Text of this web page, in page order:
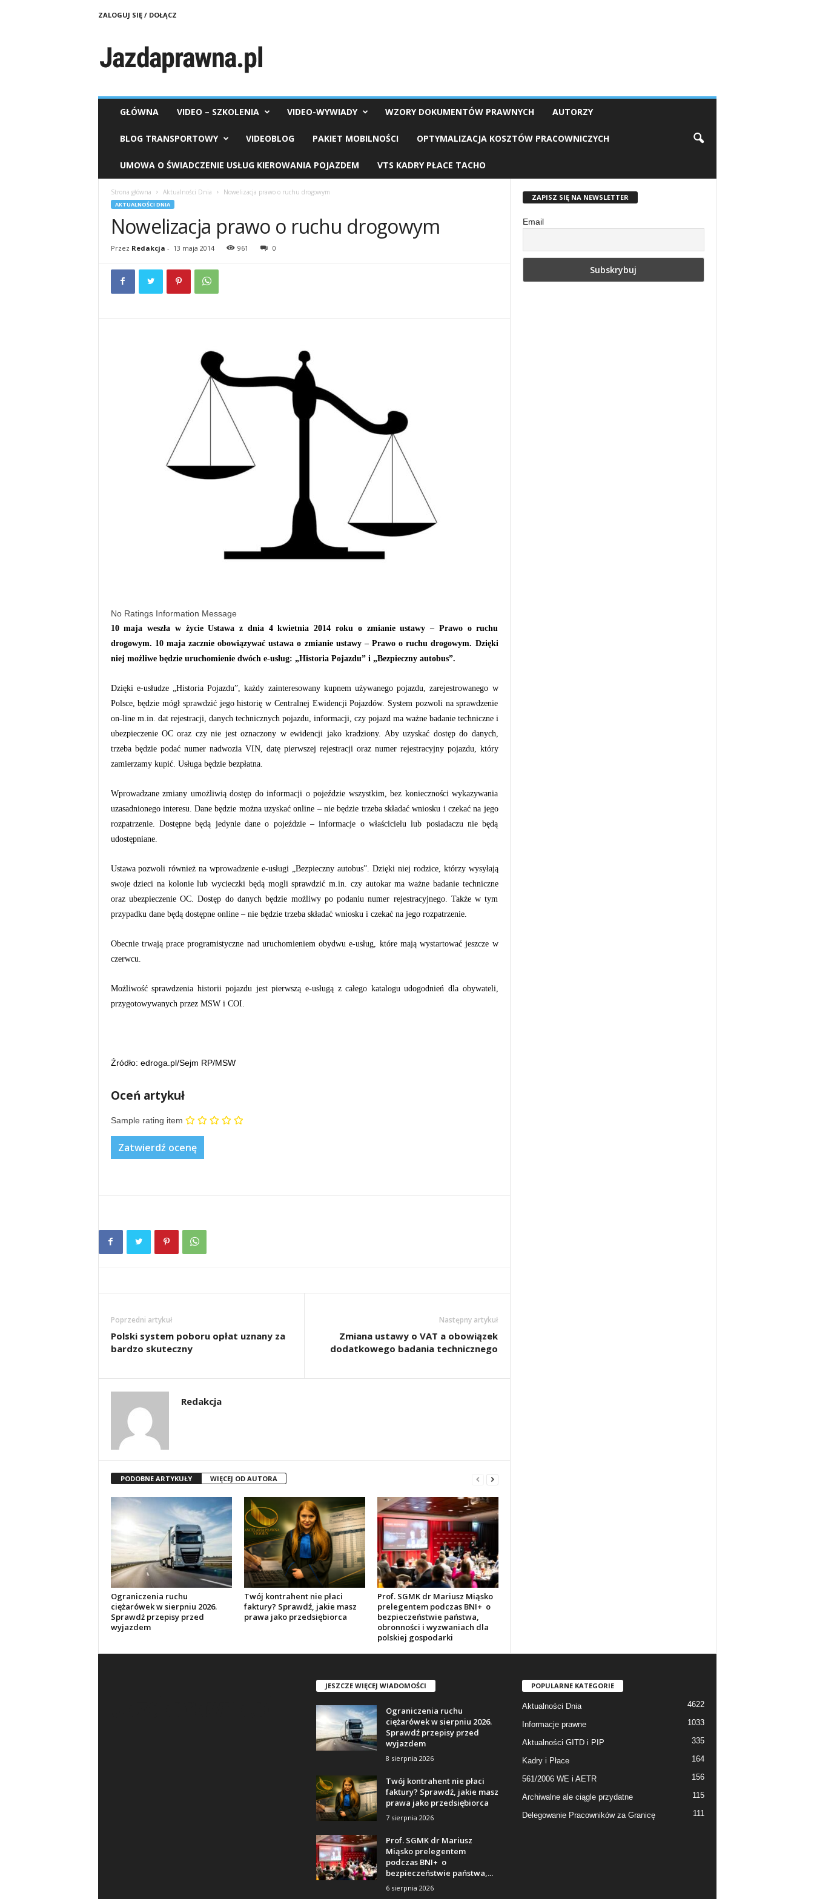
ZALOGUJ SIĘ / DOŁĄCZ
d
p
GŁÓWNA VIDEO – SZKOLENIA VIDEO-WYWIADY WZORY DOKUMENTÓW PRAWNYCH AUTORZY
BLOG TRANSPORTOWY VIDEOBLOG PAKIET MOBILNOŚCI OPTYMALIZACJA KOSZTÓW PRACOWNICZYCH
UMOWA O ŚWIADCZENIE USŁUG KIEROWANIA POJAZDEM VTS KADRY PŁACE TACHO
Strona główna Aktualności Dnia Nowelizacja prawo o ruchu drogowym
AKTUALNOŚCI DNIA
Nowelizacja prawo o ruchu drogowym
Przez Redakcja - 13 maja 2014 961 0
No Ratings Information Message
10 maja weszła w życie Ustawa z dnia 4 kwietnia 2014 roku o zmianie ustawy – Prawo o ruchu
drogowym. 10 maja zacznie obowiązywać ustawa o zmianie ustawy – Prawo o ruchu drogowym. Dzięki
niej możliwe będzie uruchomienie dwóch e-usług: „Historia Pojazdu” i „Bezpieczny autobus”.
Dzięki e-usłudze „Historia Pojazdu”, każdy zainteresowany kupnem używanego pojazdu, zarejestrowanego w
Polsce, będzie mógł sprawdzić jego historię w Centralnej Ewidencji Pojazdów. System pozwoli na sprawdzenie
on-line m.in. dat rejestracji, danych technicznych pojazdu, informacji, czy pojazd ma ważne badanie techniczne i
ubezpieczenie OC oraz czy nie jest oznaczony w ewidencji jako kradziony. Aby uzyskać dostęp do danych,
trzeba będzie podać numer nadwozia VIN, datę pierwszej rejestracji oraz numer rejestracyjny pojazdu, który
zamierzamy kupić. Usługa będzie bezpłatna.
Wprowadzane zmiany umożliwią dostęp do informacji o pojeździe wszystkim, bez konieczności wykazywania
uzasadnionego interesu. Dane będzie można uzyskać online – nie będzie trzeba składać wniosku i czekać na jego
rozpatrzenie. Dostępne będą jedynie dane o pojeździe – informacje o właścicielu lub posiadaczu nie będą
udostępniane.
Ustawa pozwoli również na wprowadzenie e-usługi „Bezpieczny autobus”. Dzięki niej rodzice, którzy wysyłają
swoje dzieci na kolonie lub wycieczki będą mogli sprawdzić m.in. czy autokar ma ważne badanie techniczne
oraz ubezpieczenie OC. Dostęp do danych będzie możliwy po podaniu numer rejestracyjnego. Także w tym
przypadku dane będą dostępne online – nie będzie trzeba składać wniosku i czekać na jego rozpatrzenie.
Obecnie trwają prace programistyczne nad uruchomieniem obydwu e-usług, które mają wystartować jeszcze w
czerwcu.
Możliwość sprawdzenia historii pojazdu jest pierwszą e-usługą z całego katalogu udogodnień dla obywateli,
przygotowywanych przez MSW i COI.
Źródło: edroga.pl/Sejm RP/MSW
Oceń artykuł
Sample rating item
Poprzedni artykuł
Polski system poboru opłat uznany za
bardzo skuteczny
Następny artykuł
Zmiana ustawy o VAT a obowiązek
dodatkowego badania technicznego
Redakcja
PODOBNE ARTYKUŁY WIĘCEJ OD AUTORA
Ograniczenia ruchu
ciężarówek w sierpniu 2026.
Sprawdź przepisy przed
wyjazdem
Twój kontrahent nie płaci
faktury? Sprawdź, jakie masz
prawa jako przedsiębiorca
Prof. SGMK dr Mariusz Miąsko
prelegentem podczas BNI+ o
bezpieczeństwie państwa,
obronności i wyzwaniach dla
polskiej gospodarki
ZAPISZ SIĘ NA NEWSLETTER
Email
JESZCZE WIĘCEJ WIADOMOŚCI
Ograniczenia ruchu
ciężarówek w sierpniu 2026.
Sprawdź przepisy przed
wyjazdem
8 sierpnia 2026
Twój kontrahent nie płaci
faktury? Sprawdź, jakie masz
prawa jako przedsiębiorca
7 sierpnia 2026
Prof. SGMK dr Mariusz
Miąsko prelegentem
podczas BNI+ o
bezpieczeństwie państwa,...
6 sierpnia 2026
POPULARNE KATEGORIE
Aktualności Dnia 4622
Informacje prawne 1033
Aktualności GITD i PIP 335
Kadry i Płace 164
561/2006 WE i AETR 156
Archiwalne ale ciągle przydatne 115
Delegowanie Pracowników za Granicę 111